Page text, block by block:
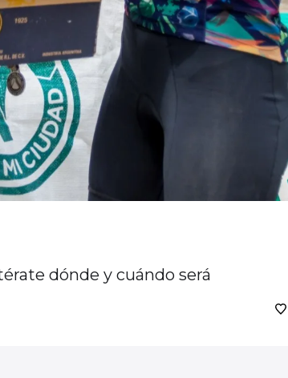
dónde y cuándo será